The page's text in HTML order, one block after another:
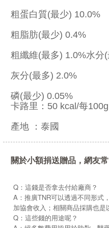
粗蛋白質(最少) 10.0%
粗脂肪(最少) 0.4%
粗纖維(最多) 1.0%水分
灰分(最多) 2.0%
磷(最少) 0.05%
卡路里：50 kcal/每100g
產地 ：泰國
關於小額捐送贈品，網友
Q：這錢是否拿去付給廠商？
A：推廣TNR可以透過不同形式
加協會收入；相關商品採購也是
Q：這些錢的用途呢？